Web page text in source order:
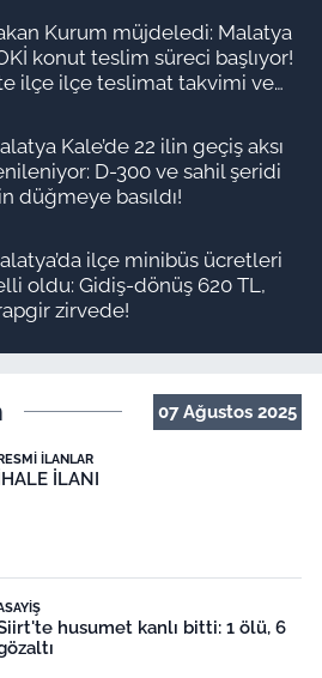
Kurum müjdeledi: Malatya
konut teslim süreci başlıyor!
ilçe ilçe teslimat takvimi ve
Kale’de 22 ilin geçiş aksı
D-300 ve sahil şeridi
düğmeye basıldı!
ilçe minibüs ücretleri
oldu: Gidiş-dönüş 620 TL,
zirvede!
07 Ağustos 2025
İLANLAR
İLANI
husumet kanlı bitti: 1 ölü, 6